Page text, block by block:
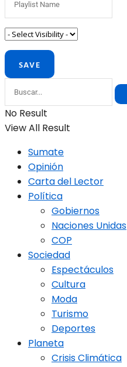
No Result
View All Result
Sumate
Opinión
Carta del Lector
Política
Gobiernos
Naciones Unidas
COP
Sociedad
Espectáculos
Cultura
Moda
Turismo
Deportes
Planeta
Crisis Climática